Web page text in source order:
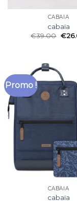
CABAÏA
cabaïa
€39.00 €
Promo !
CABAÏA
cabaïa